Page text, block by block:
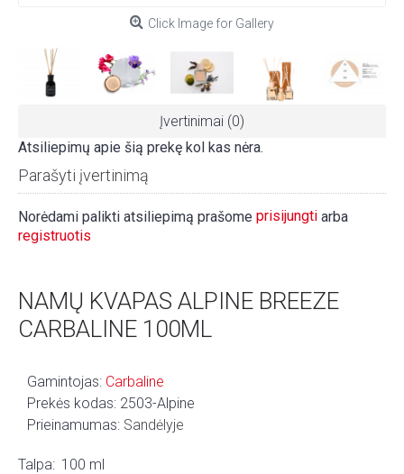
Click Image for Gallery
Įvertinimai (0)
Atsiliepimų apie šią prekę kol kas nėra.
Parašyti įvertinimą
Norėdami palikti atsiliepimą prašome prisijungti arba
registruotis
NAMŲ KVAPAS ALPINE BREEZE
CARBALINE 100ML
Gamintojas: Carbaline
Prekės kodas: 2503-Alpine
Prieinamumas: Sandėlyje
Talpa: 100 ml